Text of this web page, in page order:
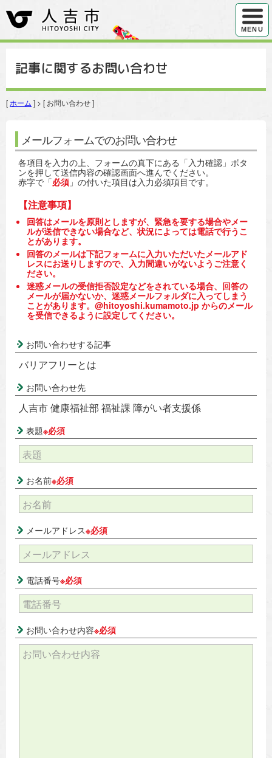
ハンバ
MENU
記事に関するお問い合わせ
[ ホーム ] > [ お問い合わせ ]
メールフォームでのお問い合わせ
各項目を入力の上、フォームの真下にある「入力確認」ボタ
ンを押して送信内容の確認画面へ進んでください。
赤字で「必須 」の付いた項目は入力必須項目です。
【注意事項】
回答はメールを原則としますが、緊急を要する場合やメー
ルが送信できない場合など、状況によっては電話で行うこ
とがあります。
回答のメールは下記フォームに入力いただいたメールアド
レスにお送りしますので、入力間違いがないようご注意く
ださい。
迷惑メールの受信拒否設定などをされている場合、回答の
メールが届かないか、迷惑メールフォルダに入ってしまう
ことがあります。@hitoyoshi.kumamoto.jp からのメール
を受信できるように設定してください。
お問い合わせする記事
バリアフリーとは
お問い合わせ先
人吉市 健康福祉部 福祉課 障がい者支援係
表題※必須
お名前※必須
メールアドレス※必須
電話番号※必須
お問い合わせ内容※必須